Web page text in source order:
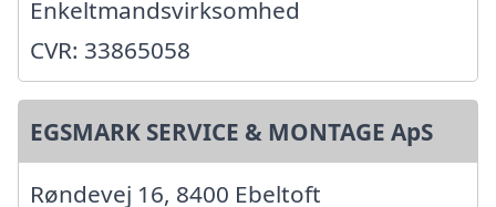
Enkeltmandsvirksomhed
CVR: 33865058
EGSMARK SERVICE & MONTAGE ApS
Røndevej 16, 8400 Ebeltoft